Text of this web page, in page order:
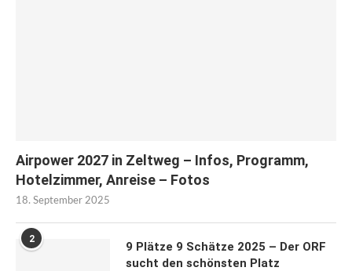
Airpower 2027 in Zeltweg – Infos, Programm,
Hotelzimmer, Anreise – Fotos
18. September 2025
2
9 Plätze 9 Schätze 2025 – Der ORF
sucht den schönsten Platz